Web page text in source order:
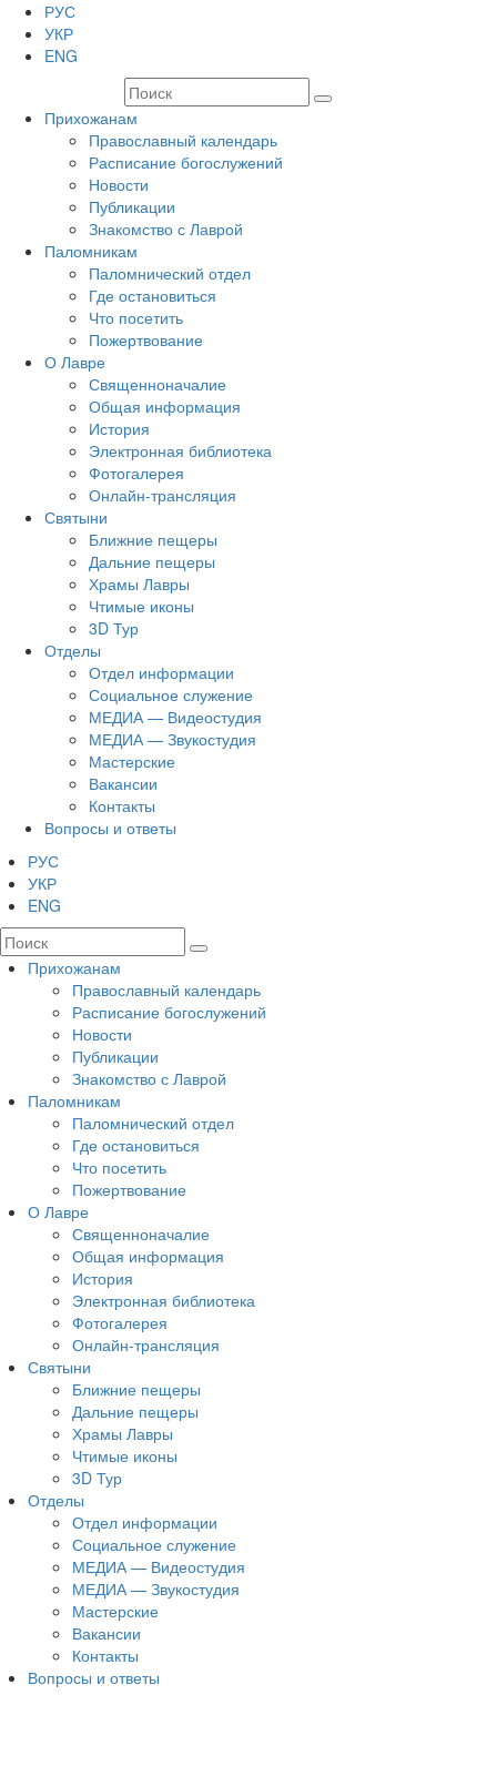
РУС
УКР
ENG
Прихожанам
Православный календарь
Расписание богослужений
Новости
Публикации
Знакомство с Лаврой
Паломникам
Паломнический отдел
Где остановиться
Что посетить
Пожертвование
О Лавре
Священноначалие
Общая информация
История
Электронная библиотека
Фотогалерея
Онлайн-трансляция
Святыни
Ближние пещеры
Дальние пещеры
Храмы Лавры
Чтимые иконы
3D Тур
Отделы
Отдел информации
Социальное служение
МЕДИА — Видеостудия
МЕДИА — Звукостудия
Мастерские
Вакансии
Контакты
Вопросы и ответы
РУС
УКР
ENG
Прихожанам
Православный календарь
Расписание богослужений
Новости
Публикации
Знакомство с Лаврой
Паломникам
Паломнический отдел
Где остановиться
Что посетить
Пожертвование
О Лавре
Священноначалие
Общая информация
История
Электронная библиотека
Фотогалерея
Онлайн-трансляция
Святыни
Ближние пещеры
Дальние пещеры
Храмы Лавры
Чтимые иконы
3D Тур
Отделы
Отдел информации
Социальное служение
МЕДИА — Видеостудия
МЕДИА — Звукостудия
Мастерские
Вакансии
Контакты
Вопросы и ответы